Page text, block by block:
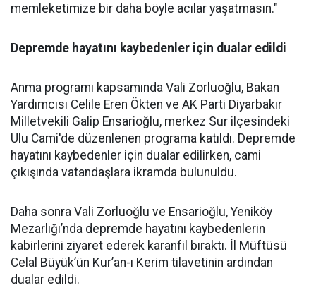
memleketimize bir daha böyle acılar yaşatmasın."
Depremde hayatını kaybedenler için dualar edildi
Anma programı kapsamında Vali Zorluoğlu, Bakan
Yardımcısı Celile Eren Ökten ve AK Parti Diyarbakır
Milletvekili Galip Ensarioğlu, merkez Sur ilçesindeki
Ulu Cami'de düzenlenen programa katıldı. Depremde
hayatını kaybedenler için dualar edilirken, cami
çıkışında vatandaşlara ikramda bulunuldu.
Daha sonra Vali Zorluoğlu ve Ensarioğlu, Yeniköy
Mezarlığı’nda depremde hayatını kaybedenlerin
kabirlerini ziyaret ederek karanfil bıraktı. İl Müftüsü
Celal Büyük’ün Kur’an-ı Kerim tilavetinin ardından
dualar edildi.